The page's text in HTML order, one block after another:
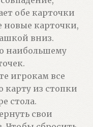
обе карточки
новые карточки,
вниз.
наибольшему
игрокам все
из стопки
стола.
свои